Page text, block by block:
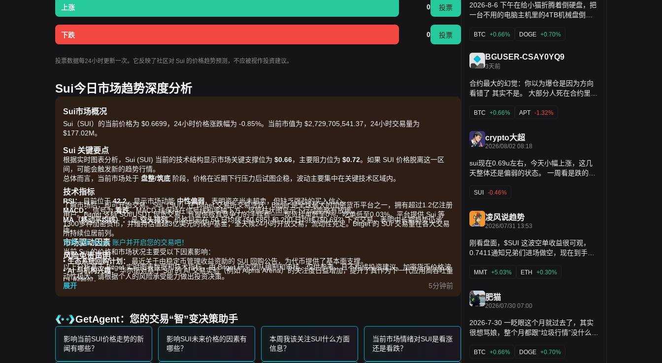
上涨 0 投票
下跌 0 投票
投票数据每24小时更新一次。它反映了社区对 Sui 的价格趋势预测，不应被视作投资建议。
Sui今日市场趋势深度分析
Sui市场概况
Sui（SUI）的当前价格为 $0.6699，24小时价格涨跌幅为 -0.85%。当前市值为 $2,729,705,541.37，24小时交易量为
$177.02M。
Sui 关键要点
根据实时图表分析，Sui (SUI) 当前的技术结构显示市场关键支撑位为 $0.66，主要阻力位为 $0.72。如果 SUI 价格脱离这一区
间，可能会触发新的趋势行情。
总体而言，当前市场处于 盘整/筑底 阶段，价格在近期下行压力后试图企稳，波动主要集中在关键技术区域内。
技术指标
RSI：目前位于42.2，显示市场动能 中性偏弱，表明资产尚未超卖，但缺乏强劲的买入信心。
MACD：信号为看跌，MACD 线保持在信号线和零轴下方，尽管柱状图显示下行动能略有放缓。
MA（移动平均线）：呈空头排列。价格目前在 50 日均线 ($0.685) 和 200 日均线 ($0.692) 下方交易，表明中长期趋势仍承
压。
市场驱动因素
当前 Sui 的价格和市场状况主要受以下因素影响：
•生态系统回购计划：
最近关于由稳定币管理收益资助的 SUI 回购公告，为代币提供了基本面支撑。
•AI 与机构兴趣：华尔街对基于 Sui 的 AI 交易实验（例如 Alpha Arena）的关注度日益增加，提升了其作为下一代应用高吞吐量
L1 的地位。
•稳定币流动性：
基于当前的技术结构及市场动能，分析师提供以下参考交易策略：
潜在买入区域
$0.65 - $0.66
支撑区并出现明确的反弹信号，可能形成短期买入机会。
• 如果 SUI 价格伴随成交量显著放大突破$0.72，则可能确认新的短期上涨趋势。
风险情景
，市场可能进入更深的回调阶段， potentially 测试 $0.60 的心理关口。
了解市场后，即可开始交易。Sui（SUI）在 Bitget 交易所交易活跃，Bitget 是全球最大的加密货币平台之一，拥有超过1.2亿注册
用户。Bitget 支持 SUI/USDT 现货交易，且提供极具竞争力的手续费——现货挂单低至0%，吃单低至0.03%。平台提供 Sui 等
1300多种加密货币，并维持估值超3亿美元的保护基金，全天候24小时开放交易，流动性充足。Bitget 的 SUI 交易量在各大交易
所持续位居前列。
免费注册 Bitget 账户并开启您的交易吧！
风险免责声明
以上分析基于 Bitget 实时图表数据和技术指标，由 Bitget 研究团队编制和审核，仅供参考，且不构成投资建议。加密货币价格波
动性极大，请根据个人的风险承受能力做出投资决策。
展开
5分钟前
GetAgent：您的交易“智”变决策助手
影响当前SUI价格走势的新
闻有哪些？
影响SUI未来价格的因素有
哪些？
本周我该关注SUI什么方面
信息？
当前市场情绪对SUI是看涨
还是看跌？
2026-8-6 下午在给小猫折腾着倒硬盘，把
一台不用的电脑主机里的4TB机械盘倒到
最近热衷于直播😂，难得他有个兴趣，我
他了··· 希望这次他能坚持的时间长点😂···
闪迪算是“利好出尽”了，暂时没什么预期钓
整情况吧，最迟8月17，如果还起不来，就
要向下看新低了··· 大饼走的还凑合，650
645（643）附近的支撑情况如何，看1小
儿了，不过明天是周五，这能冲破上方的
压制吗😂？ 继续去做美股看板去了···我的
了😂···，大饼没掉多少，不知道山寨怎么
下这么多···
BTC +0.66% DOGE +0.70%
BGUSER-CSAY0YQ9
3天前
合约最大的幻觉：你以为爆仓是因为方向
看错了 其实不是。 大部分人死在合约里，
率失控的那个瞬间。当持仓成本开始吞噬
了，是击鼓传花。 费率越来越贵，持仓越
来越热，直到有一天，市场只需要轻轻推
一撑： $BTC · $ETH · $BNB · $SOL ·
$XRP 中盘币和高Beta山寨，每次都是直
$AVAX · $ADA · $DOT · $LTC · $TRX ·
种，每次OI过热之后，走势几乎一模一样
——拉上去，堆满多头，然后一根针打回
都有一堆被清掉的仓位。 AI和基建板块也
一样： $TAO · $FET · $RNDR · $AKT ·
· $OCEAN · $AIOZ · $KAITO · $NEAR ·
这些币的合约持仓永远是先堆到高位，然
后再一锅端。不是项目不好，是杠杆堆得
走。 DeFi赛道同样逃不掉： $UNI ·
$AAVE · $MKR · $PENDLE · $RE ·
$KAITO · $ENA · $ONDO · $JTO · $LDO
BTC +0.66% APT -1.32%
crypto大超
2026/08/02 08:18
sui现在0.69u左右，今天小幅上涨，这几
天整体还是偏弱的状态。 一周看是跌的，
了六个多点，这段时间没有真正走出弱
0.66，今天窄幅反弹，把昨天丢的一部分
补回来一点。 离历史最高的5.35跌了八成
金对它的态度一直比较谨慎，没有明显的
抄底资金进场的迹象。 这个位置，如果能
磨一磨企稳。要是这个位置也扛不住，可
急，等真正止跌的信号更明确一点再动
手。 $SUI$SUI
SUI -0.46%
凌风说趋势
2026/07/31 13:53
刚看盘面，$SUI 这波空单收益很可观，
0.7411通知兄弟们进场做空，现在到手
少人追多，主力出货之后价格持续回落。
仓位设置好防护，避免反弹把浮盈吞掉。
还没入场先观望，不要看见下跌就跟风进
续更新各币种策略，高性价比机会第一时
间更新，不要错过了，快上车！$MMT
MMT +5.03% ETH +0.30%
肥猫
2026/07/30 07:00
2026-7-30 一眨眼这个月就过去了，其实
很想骂娘，整个月都跟“垃圾行情”没什么区
该波动率很大的反而没啥反应，反而应该
BTC +0.66% DOGE +0.70%